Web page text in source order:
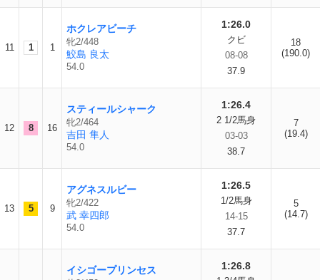
11 1 1
ホクレアビーチ
牝2/448
鮫島 良太
54.0
1:26.0
クビ
08-08
37.9
18
(190.0)
12 8 16
スティールシャーク
牝2/464
吉田 隼人
54.0
1:26.4
2 1/2馬身
03-03
38.7
7
(19.4)
13 5 9
アグネスルビー
牝2/422
武 幸四郎
54.0
1:26.5
1/2馬身
14-15
37.7
5
(14.7)
イシゴープリンセス 1:26.8